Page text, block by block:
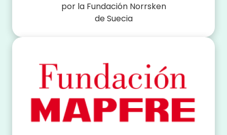
por la Fundación Norrsken
de Suecia